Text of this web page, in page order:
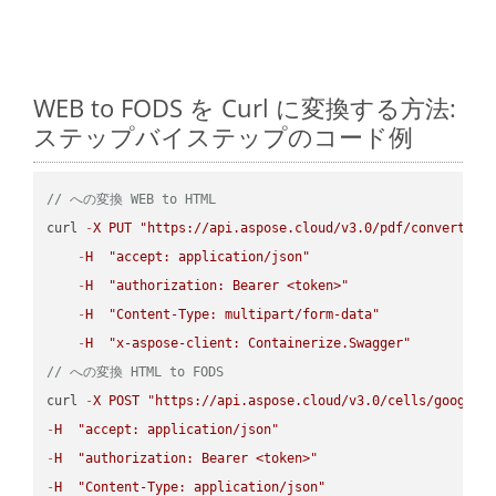
WEB to FODS を Curl に変換する方法:
ステップバイステップのコード例
// への変換 WEB to HTML
curl
-X PUT
"https://api.aspose.cloud/v3.0/pdf/convert/
- H
"accept: application/json"
- H
"authorization: Bearer <token>"
- H
"Content-Type: multipart/form-data"
- H
"x-aspose-client: Containerize.Swagger"
// への変換 HTML to FODS
curl
-X POST
"https://api.aspose.cloud/v3.0/cells/
- H
"accept: application/json"
- H
"authorization: Bearer <token>"
- H "Content-Type: application/json"